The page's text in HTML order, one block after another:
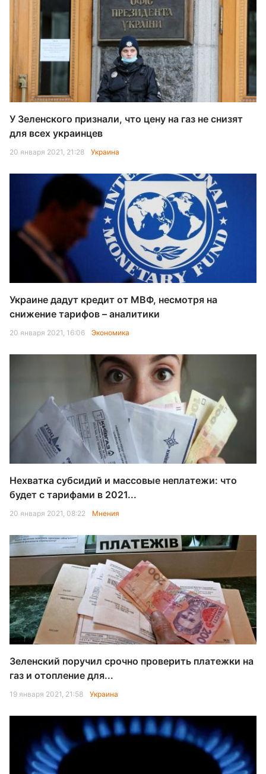
У Зеленского признали, что цену на газ не снизят
для всех украинцев
20 января 2021, 21:28 Украина
Украине дадут кредит от МВФ, несмотря на
снижение тарифов – аналитики
20 января 2021, 16:06 Экономика
Нехватка субсидий и массовые неплатежи: что
будет с тарифами в 2021...
20 января 2021, 08:22 Мнения
Зеленский поручил срочно проверить платежки на
газ и отопление для...
19 января 2021, 21:58 Украина